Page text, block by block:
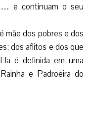
e continuam o seu
mãe dos pobres e dos
dos aflitos e dos que
é definida em uma
e Padroeira do